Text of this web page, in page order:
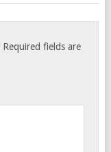
Required fields are